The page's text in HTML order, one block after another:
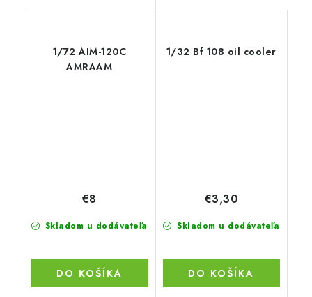
1/72 AIM-120C
AMRAAM
Skladom u dodávateľa
€8
DO KOŠÍKA
1/32 Bf 108 oil cooler
Skladom u dodávateľa
€3,30
DO KOŠÍKA